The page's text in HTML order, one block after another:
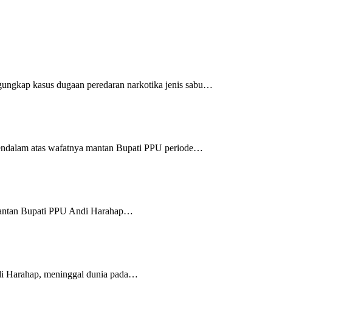
kasus dugaan peredaran narkotika jenis sabu…
atas wafatnya mantan Bupati PPU periode…
Bupati PPU Andi Harahap…
Harahap, meninggal dunia pada…